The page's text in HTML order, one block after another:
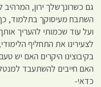
גם כשרונךשלך ירון,
השתבח מעיסוקך בתלמוד,
ועל עוד שכמותי להעריך
לצעירינו את התחליף
בקיבוצינו היקרים האם יש
האם חייבים להשתעבד
כדאי-